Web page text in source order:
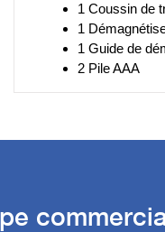
1 Coussin de
1
1 Guide de
2 Pile AAA